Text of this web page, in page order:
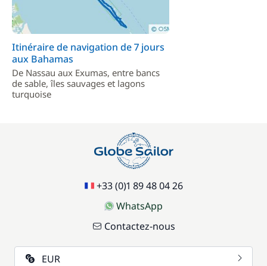
Itinéraire de navigation de 7 jours
aux Bahamas
De Nassau aux Exumas, entre bancs
de sable, îles sauvages et lagons
turquoise
+33 (0)1 89 48 04 26
WhatsApp
Contactez-nous
EUR